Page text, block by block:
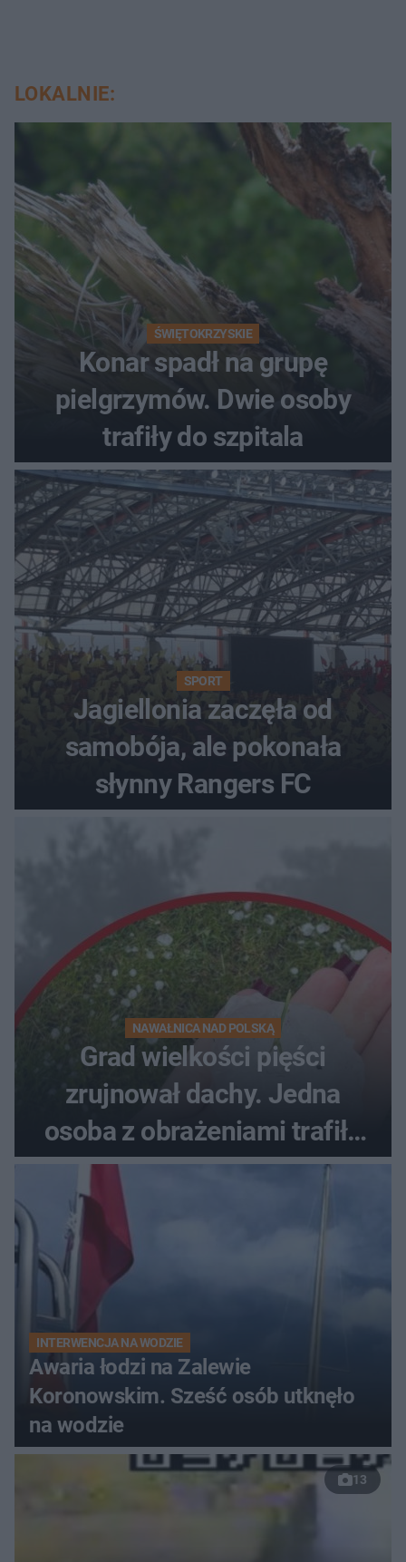
LOKALNIE:
ŚWIĘTOKRZYSKIE
Konar spadł na grupę
pielgrzymów. Dwie osoby
trafiły do szpitala
SPORT
Jagiellonia zaczęła od
samobója, ale pokonała
słynny Rangers FC
NAWAŁNICA NAD POLSKĄ
Grad wielkości pięści
zrujnował dachy. Jedna
osoba z obrażeniami trafiła
do szpitala
INTERWENCJA NA WODZIE
Awaria łodzi na Zalewie
Koronowskim. Sześć osób utknęło
na wodzie
13